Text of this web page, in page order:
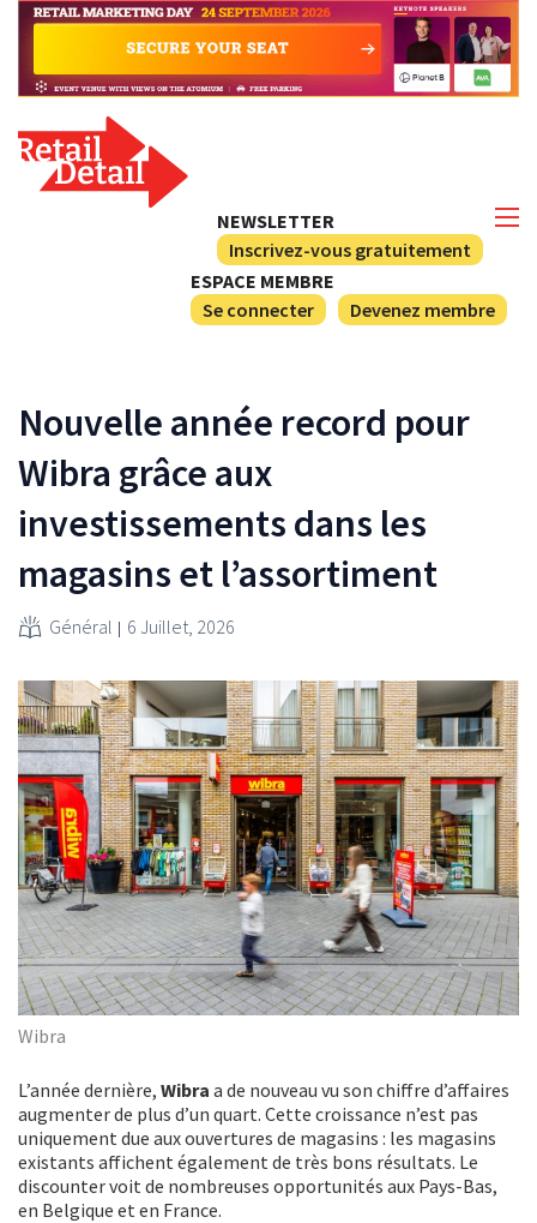
NEWSLETTER
Inscrivez-vous gratuitement
ESPACE MEMBRE
Se connecter
Devenez membre
Nouvelle année record pour
Wibra grâce aux
investissements dans les
magasins et l’assortiment
Général 6 Juillet, 2026
Wibra
L’année dernière, Wibra a de nouveau vu son chiffre d’affaires
augmenter de plus d’un quart. Cette croissance n’est pas
uniquement due aux ouvertures de magasins : les magasins
existants affichent également de très bons résultats. Le
discounter voit de nombreuses opportunités aux Pays-Bas,
en Belgique et en France.